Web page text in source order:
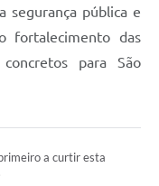
segurança pública e
fortalecimento das
para São
a curtir esta